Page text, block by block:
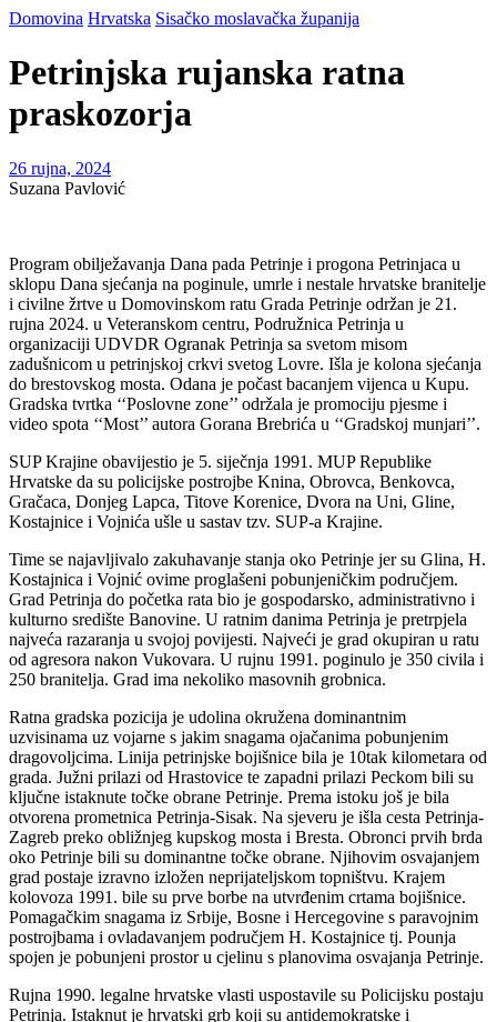
Domovina Hrvatska Sisačko moslavačka županija
Petrinjska rujanska ratna
praskozorja
26 rujna, 2024
Suzana Pavlović
Program obilježavanja Dana pada Petrinje i progona Petrinjaca u
sklopu Dana sjećanja na poginule, umrle i nestale hrvatske branitelje
i civilne žrtve u Domovinskom ratu Grada Petrinje održan je 21.
rujna 2024. u Veteranskom centru, Podružnica Petrinja u
organizaciji UDVDR Ogranak Petrinja sa svetom misom
zadušnicom u petrinjskoj crkvi svetog Lovre. Išla je kolona sjećanja
do brestovskog mosta. Odana je počast bacanjem vijenca u Kupu.
Gradska tvrtka ‘‘Poslovne zone’’ održala je promociju pjesme i
video spota ‘‘Most’’ autora Gorana Brebrića u ‘‘Gradskoj munjari’’.
SUP Krajine obavijestio je 5. siječnja 1991. MUP Republike
Hrvatske da su policijske postrojbe Knina, Obrovca, Benkovca,
Gračaca, Donjeg Lapca, Titove Korenice, Dvora na Uni, Gline,
Kostajnice i Vojnića ušle u sastav tzv. SUP-a Krajine.
Time se najavljivalo zakuhavanje stanja oko Petrinje jer su Glina, H.
Kostajnica i Vojnić ovime proglašeni pobunjeničkim područjem.
Grad Petrinja do početka rata bio je gospodarsko, administrativno i
kulturno središte Banovine. U ratnim danima Petrinja je pretrpjela
najveća razaranja u svojoj povijesti. Najveći je grad okupiran u ratu
od agresora nakon Vukovara. U rujnu 1991. poginulo je 350 civila i
250 branitelja. Grad ima nekoliko masovnih grobnica.
Ratna gradska pozicija je udolina okružena dominantnim
uzvisinama uz vojarne s jakim snagama ojačanima pobunjenim
dragovoljcima. Linija petrinjske bojišnice bila je 10tak kilometara od
grada. Južni prilazi od Hrastovice te zapadni prilazi Peckom bili su
ključne istaknute točke obrane Petrinje. Prema istoku još je bila
otvorena prometnica Petrinja-Sisak. Na sjeveru je išla cesta Petrinja-
Zagreb preko obližnjeg kupskog mosta i Bresta. Obronci prvih brda
oko Petrinje bili su dominantne točke obrane. Njihovim osvajanjem
grad postaje izravno izložen neprijateljskom topništvu. Krajem
kolovoza 1991. bile su prve borbe na utvrđenim crtama bojišnice.
Pomagačkim snagama iz Srbije, Bosne i Hercegovine s paravojnim
postrojbama i ovladavanjem područjem H. Kostajnice tj. Pounja
spojen je pobunjeni prostor u cjelinu s planovima osvajanja Petrinje.
Rujna 1990. legalne hrvatske vlasti uspostavile su Policijsku postaju
Petrinja. Istaknut je hrvatski grb koji su antidemokratske i